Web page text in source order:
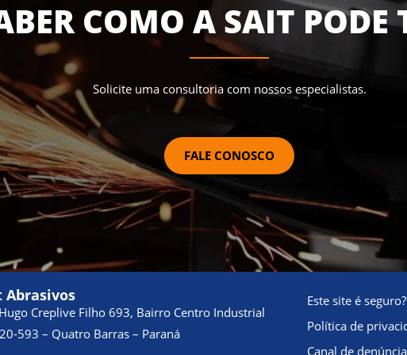
COMO A SAIT PODE
Solicite uma consultoria com nossos especialistas.
FALE CONOSCO
Abrasivos
Creplive Filho 693, Bairro Centro Industrial
593 – Quatro Barras – Paraná
Este site é seguro?
Política de
Canal de denúncia